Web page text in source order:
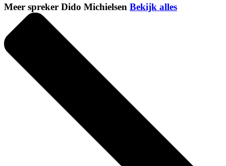
Meer spreker Dido Michielsen Bekijk alles